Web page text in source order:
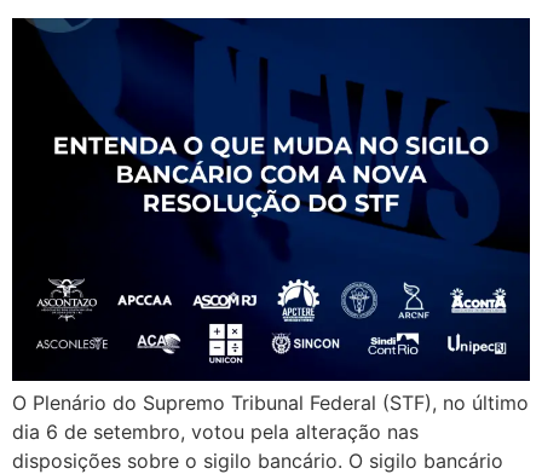
O Plenário do Supremo Tribunal Federal (STF), no último
dia 6 de setembro, votou pela alteração nas
disposições sobre o sigilo bancário. O sigilo bancário